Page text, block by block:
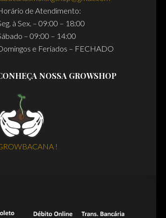
de Atendimento:
à Sex. – 09:00 – 18:00
– 09:00 – 14:00
e Feriados – FECHADO
NOSSA GROWSHOP
!